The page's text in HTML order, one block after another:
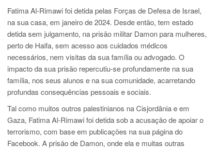
Fatima Al-Rimawi foi detida pelas Forças de Defesa de Israel,
na sua casa, em janeiro de 2024. Desde então, tem estado
detida sem julgamento, na prisão militar Damon para mulheres,
perto de Haifa, sem acesso aos cuidados médicos
necessários, nem visitas da sua família ou advogado. O
impacto da sua prisão repercutiu-se profundamente na sua
família, nos seus alunos e na sua comunidade, acarretando
profundas consequências pessoais e sociais.
Tal como muitos outros palestinianos na Cisjordânia e em
Gaza, Fatima Al-Rimawi foi detida sob a acusação de apoiar o
terrorismo, com base em publicações na sua página do
Facebook. A prisão de Damon, onde ela e muitas outras